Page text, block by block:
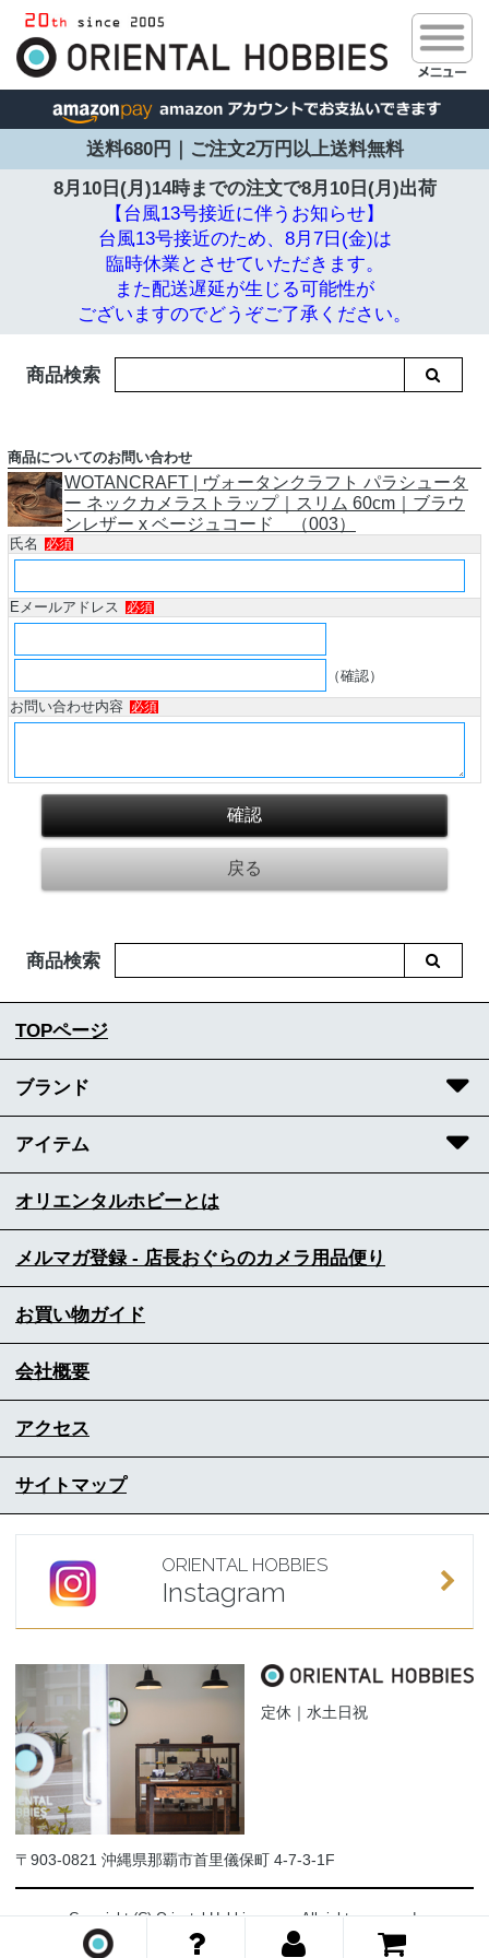
送料680円｜ご注文2万円以上送料無料
8月10日(月)14時までの注文で8月10日(月)出荷
【台風13号接近に伴うお知らせ】
台風13号接近のため、8月7日(金)は
臨時休業とさせていただきます。
また配送遅延が生じる可能性が
ございますのでどうぞご了承ください。
商品検索
商品についてのお問い合わせ
WOTANCRAFT | ヴォータンクラフト パラシュータ
ー ネックカメラストラップ｜スリム 60cm｜ブラウ
ンレザー x ベージュコード （003）
氏名 必須
Eメールアドレス 必須
（確認）
お問い合わせ内容
必須
商品検索
TOPページ
ブランド
アイテム
オリエンタルホビーとは
メルマガ登録 - 店長おぐらのカメラ用品便り
お買い物ガイド
会社概要
アクセス
サイトマップ
ORIENTAL HOBBIES
Instagram
定休｜水土日祝
〒903-0821 沖縄県那覇市首里儀保町 4-7-3-1F
Copyright (C) Oriental-Hobbies.com. All rights reserved.